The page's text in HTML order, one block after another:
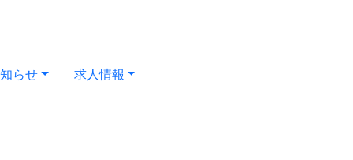
らせ 求人情報